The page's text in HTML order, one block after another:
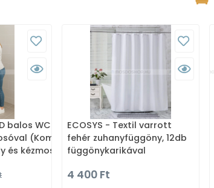
balos WC tartály
(Kombi WC
és kézmosó)
ECOSYS - Textil varrott
fehér zuhanyfüggöny, 12db
függönykarikával
4 400 Ft